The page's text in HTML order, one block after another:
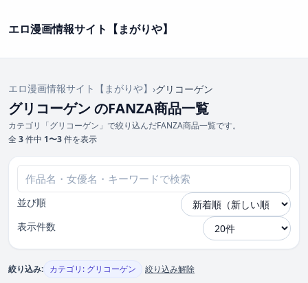
エロ漫画情報サイト【まがりや】
エロ漫画情報サイト【まがりや】 ›グリコーゲン
グリコーゲン のFANZA商品一覧
カテゴリ「グリコーゲン」で絞り込んだFANZA商品一覧です。
全 3件中 1〜3件を表示
並び順
表示件数
絞り込み: カテゴリ: グリコーゲン 絞り込み解除